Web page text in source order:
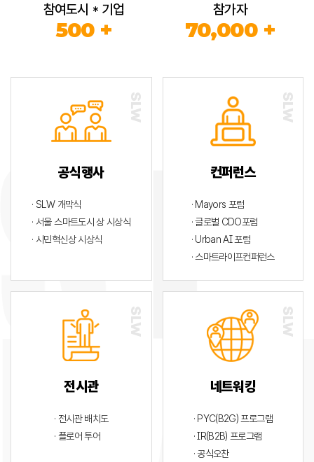
참여도시 * 기업
500 +
참가자
70,000 +
공식행사
· SLW 개막식
· 서울 스마트도시 상 시상식
· 시민혁신상 시상식
컨퍼런스
· Mayors 포럼
· 글로벌 CDO포럼
· Urban AI 포럼
· 스마트라이프컨퍼런스
전시관
· 전시관 배치도
· 플로어 투어
네트워킹
· PYC(B2G) 프로그램
· IR(B2B) 프로그램
· 공식오찬